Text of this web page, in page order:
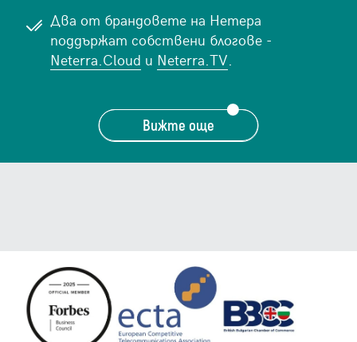
Два от брандовете на Нетера
поддържат собствени блогове -
Neterra.Cloud и Neterra.TV
Вижте още